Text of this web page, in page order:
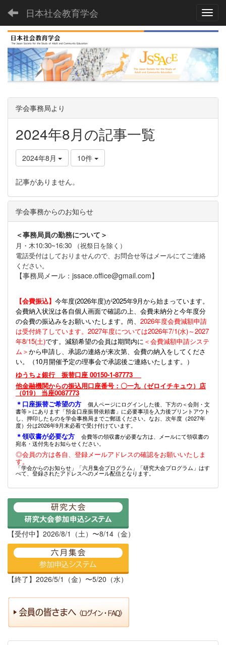
日本社会教育学会
学会事務局より
2024年8月の記事一覧
2024年8月 10件
記事がありません。
学会事務からのお知らせ
＜事務局員の勤務について＞
月・木10:30~16:30 （祝祭日を除く）
電話受付はしておりませんので、お問合せ等はメールにてご連絡
ください。
【事務局メール：jssace.office@gmail.com】
【会費振込】 今年度(2026年度)が2025年9月から始まっています。
会費納入状況は各自個人画面で確認の上、会費未納分と今年度分
の会費の振込みをお願いいたします。尚、 2026年度会費減額申請
は受付終了しています。2027年度については2026年7/1(水)～2027
年8/15(土)です。減額希望の会員は期間内に ＜会費減額申請システ
ム＞から申請し、承認の連絡が来次第、会費の納入をしてくださ
い。（10月開催予定の理事会で承認後ご連絡いたします。）
ゆうちょ銀行 振替口座 00150-1-87773
他金融機関からの振込用口座番号：〇一九（ゼロイチキュウ）店
（019） 当座0087773
＊口座振替ご希望の方
個人ページにログインした後、下方の＜会則・文
書等＞にあります「預金口座振替依頼書」に必要事項を入力後プリントアウト
し、押印したものを学会事務局までご郵送ください。なお、次年度（2027年
度）分は2026年9月末必着で受け付けています。
＊領収書が必要な方
会費等の領収書が必要な方は、メールにて領収書の
宛名・送付先をお知らせください。
◎会員の方は各自、登録メールアドレスの確認をお願いいたしま
す。
「学会からのお知らせ」「六月集会プログラム」「研究大会プログラム」はす
べて、登録されたアドレスへのメール配信となります。
【受付中】2026/8/1（土）〜8/14（金）
【終了】2026/5/1（金）〜5/20（水）